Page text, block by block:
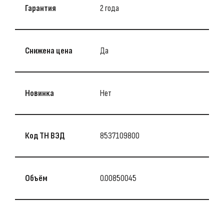
Гарантия 2 года
Снижена цена Да
Новинка Нет
Код ТН ВЭД 8537109800
Объём 0.00850045